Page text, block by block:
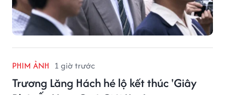
PHIM ẢNH 1 giờ trước
Trương Lăng Hách hé lộ kết thúc 'Giây